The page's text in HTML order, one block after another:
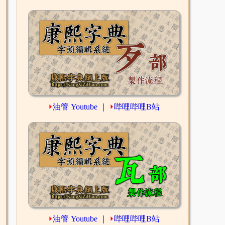
⏵油管 Youtube ⏵哔哩哔哩B站
⏵油管 Youtube ⏵哔哩哔哩B站